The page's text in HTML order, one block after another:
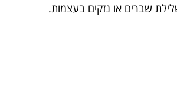
שברים או נזקים בעצמות.